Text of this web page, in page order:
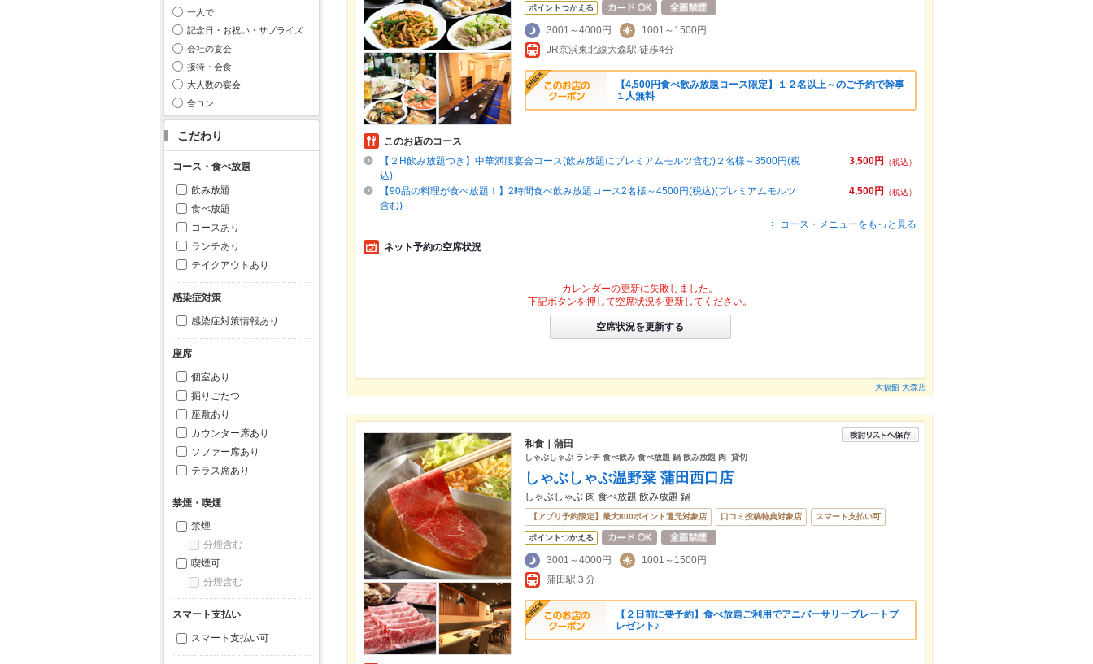
一人で
記念日・お祝い・サプライズ
会社の宴会
接待・会食
大人数の宴会
合コン
こだわり
コース・食べ放題
飲み放題
食べ放題
コースあり
ランチあり
テイクアウトあり
感染症対策
感染症対策情報あり
座席
個室あり
掘りごたつ
座敷あり
カウンター席あり
ソファー席あり
テラス席あり
禁煙・喫煙
禁煙
分煙含む
喫煙可
分煙含む
スマート支払い
スマート支払い可
ポイントつかえる
3001～4000円
1001～1500円
JR京浜東北線大森駅 徒歩4分
【4,500円食べ飲み放題コース限定】１２名以上～のご予約で幹事
１人無料
このお店のコース
3,500円
（税込）
【２H飲み放題つき】中華満腹宴会コース(飲み放題にプレミアムモルツ含む)２名様～3500円(税
込)
4,500円
（税込）
【90品の料理が食べ放題！】2時間食べ飲み放題コース2名様～4500円(税込)(プレミアムモルツ
含む)
コース・メニューをもっと見る
ネット予約の空席状況
カレンダーの更新に失敗しました。
下記ボタンを押して空席状況を更新してください。
空席状況を更新する
大福館 大森店
和食｜蒲田
しゃぶしゃぶ ランチ 食べ飲み 食べ放題 鍋 飲み放題 肉 貸切
しゃぶしゃぶ温野菜 蒲田西口店
しゃぶしゃぶ 肉 食べ放題 飲み放題 鍋
【アプリ予約限定】最大800ポイント還元対象店 口コミ投稿特典対象店 スマート支払い可
ポイントつかえる
3001～4000円
1001～1500円
蒲田駅３分
【２日前に要予約】食べ放題ご利用でアニバーサリープレートプ
レゼント♪